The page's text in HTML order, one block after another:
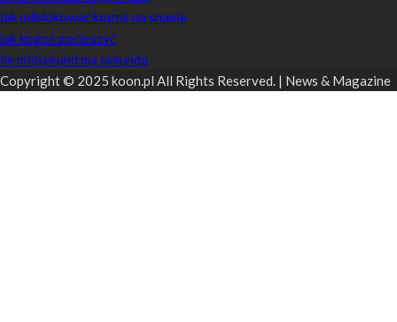
jak odblokować kogoś na snapie
jak kogoś pocieszyć
ile milisekund ma sekunda
Copyright © 2025 koon.pl All Rights Reserved. | News & Magazine